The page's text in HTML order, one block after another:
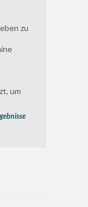
zu
um